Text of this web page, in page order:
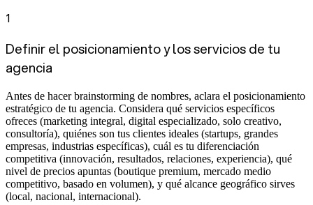
1
Definir el posicionamiento y los servicios de tu
agencia
Antes de hacer brainstorming de nombres, aclara el posicionamiento
estratégico de tu agencia. Considera qué servicios específicos
ofreces (marketing integral, digital especializado, solo creativo,
consultoría), quiénes son tus clientes ideales (startups, grandes
empresas, industrias específicas), cuál es tu diferenciación
competitiva (innovación, resultados, relaciones, experiencia), qué
nivel de precios apuntas (boutique premium, mercado medio
competitivo, basado en volumen), y qué alcance geográfico sirves
(local, nacional, internacional).